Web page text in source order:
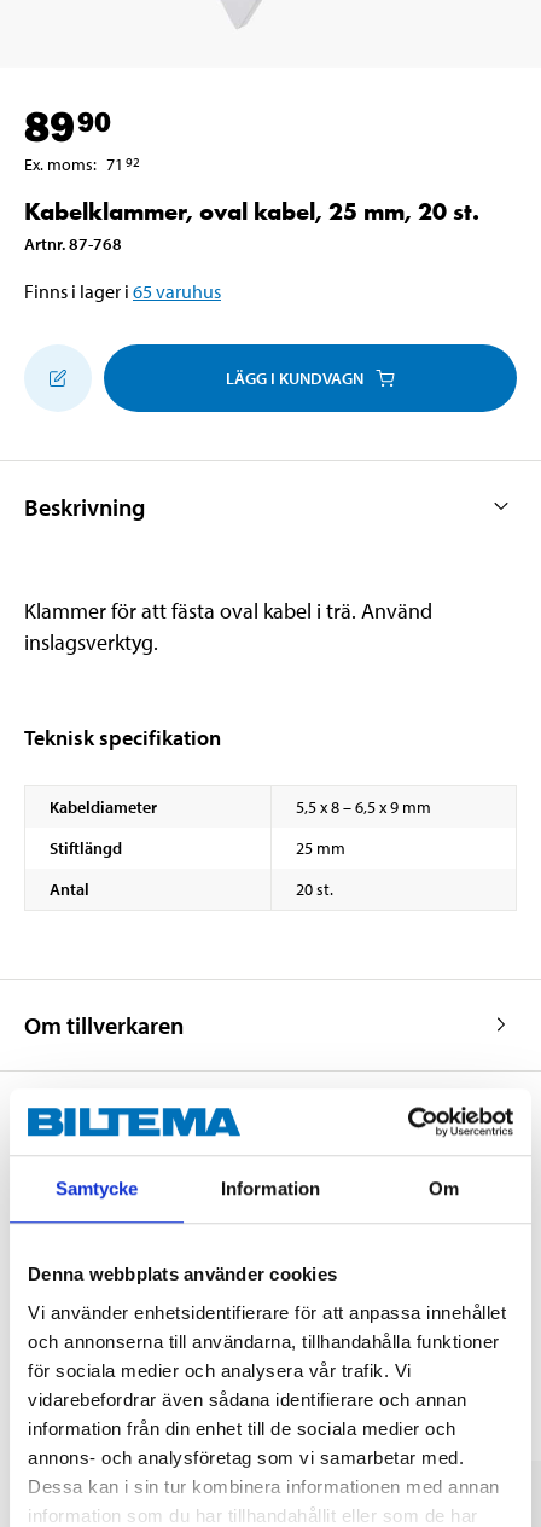
Samtycke Information Om
Denna webbplats använder cookies
Vi använder enhetsidentifierare för att anpassa innehållet
och annonserna till användarna, tillhandahålla funktioner
för sociala medier och analysera vår trafik. Vi
vidarebefordrar även sådana identifierare och annan
information från din enhet till de sociala medier och
annons- och analysföretag som vi samarbetar med.
Dessa kan i sin tur kombinera informationen med annan
information som du har tillhandahållit eller som de har
8990
Ex. moms: 71 92
Kabelklammer, oval kabel, 25 mm, 20 st.
Artnr.87-768
Finns i lager i 65varuhus
LÄGG I KUNDVAGN
Beskrivning
Klammer för att fästa oval kabel i trä. Använd
inslagsverktyg.
Teknisk specifikation
Kabeldiameter
5,5 x 8 – 6,5 x 9 mm
Stiftlängd
25 mm
Antal
20 st.
Om tillverkaren
Köp & Hämta i ditt varuhus inom 2 timmar! För mer information om
tjänsten och våra villkor.
Andra kunder köpte också